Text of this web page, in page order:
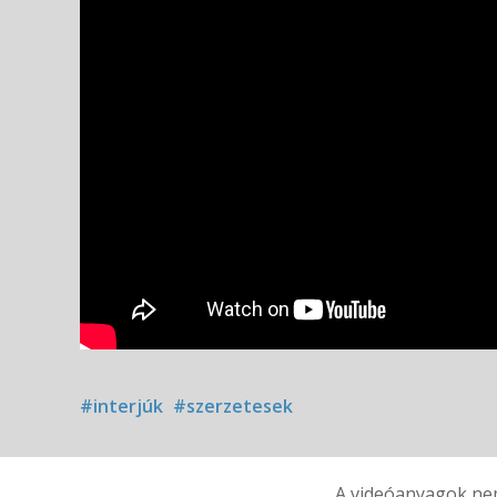
#interjúk #szerzetesek